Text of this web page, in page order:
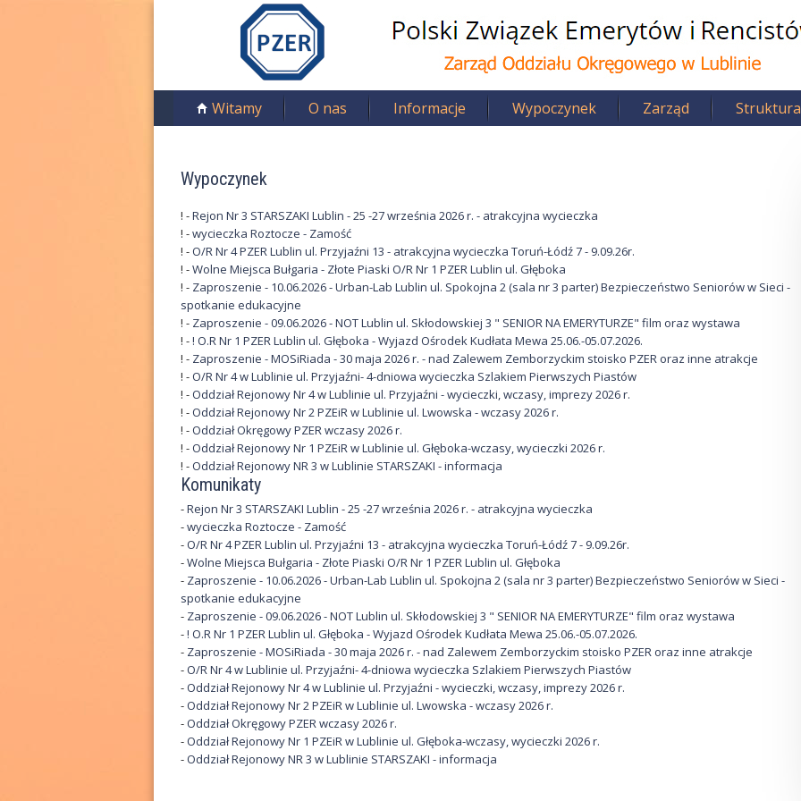
o
l
Witamy O nas Informacje Wypoczynek Zarząd Struktura
Wypoczynek
! -Rejon Nr 3 STARSZAKI Lublin - 25 -27 września 2026 r. - atrakcyjna wycieczka
! -wycieczka Roztocze - Zamość
! -O/R Nr 4 PZER Lublin ul. Przyjaźni 13 - atrakcyjna wycieczka Toruń-Łódź 7 - 9.09.26r.
! -Wolne Miejsca Bułgaria - Złote Piaski O/R Nr 1 PZER Lublin ul. Głęboka
! - Zaproszenie - 10.06.2026 - Urban-Lab Lublin ul. Spokojna 2 (sala nr 3 parter) Bezpieczeństwo Seniorów w Sieci -
spotkanie edukacyjne
! - Zaproszenie - 09.06.2026 - NOT Lublin ul. Skłodowskiej 3 " SENIOR NA EMERYTURZE" film oraz wystawa
! -! O.R Nr 1 PZER Lublin ul. Głęboka - Wyjazd Ośrodek Kudłata Mewa 25.06.-05.07.2026.
! - Zaproszenie - MOSiRiada - 30 maja 2026 r. - nad Zalewem Zemborzyckim stoisko PZER oraz inne atrakcje
! -O/R Nr 4 w Lublinie ul. Przyjaźni- 4-dniowa wycieczka Szlakiem Pierwszych Piastów
! -Oddział Rejonowy Nr 4 w Lublinie ul. Przyjaźni - wycieczki, wczasy, imprezy 2026 r.
! -Oddział Rejonowy Nr 2 PZEiR w Lublinie ul. Lwowska - wczasy 2026 r.
! -Oddział Okręgowy PZER wczasy 2026 r.
! -Oddział Rejonowy Nr 1 PZEiR w Lublinie ul. Głęboka-wczasy, wycieczki 2026 r.
! -Oddział Rejonowy NR 3 w Lublinie STARSZAKI - informacja
Komunikaty
-Rejon Nr 3 STARSZAKI Lublin - 25 -27 września 2026 r. - atrakcyjna wycieczka
-wycieczka Roztocze - Zamość
-O/R Nr 4 PZER Lublin ul. Przyjaźni 13 - atrakcyjna wycieczka Toruń-Łódź 7 - 9.09.26r.
-Wolne Miejsca Bułgaria - Złote Piaski O/R Nr 1 PZER Lublin ul. Głęboka
- Zaproszenie - 10.06.2026 - Urban-Lab Lublin ul. Spokojna 2 (sala nr 3 parter) Bezpieczeństwo Seniorów w Sieci -
spotkanie edukacyjne
- Zaproszenie - 09.06.2026 - NOT Lublin ul. Skłodowskiej 3 " SENIOR NA EMERYTURZE" film oraz wystawa
-! O.R Nr 1 PZER Lublin ul. Głęboka - Wyjazd Ośrodek Kudłata Mewa 25.06.-05.07.2026.
- Zaproszenie - MOSiRiada - 30 maja 2026 r. - nad Zalewem Zemborzyckim stoisko PZER oraz inne atrakcje
-O/R Nr 4 w Lublinie ul. Przyjaźni- 4-dniowa wycieczka Szlakiem Pierwszych Piastów
-Oddział Rejonowy Nr 4 w Lublinie ul. Przyjaźni - wycieczki, wczasy, imprezy 2026 r.
-Oddział Rejonowy Nr 2 PZEiR w Lublinie ul. Lwowska - wczasy 2026 r.
-Oddział Okręgowy PZER wczasy 2026 r.
-Oddział Rejonowy Nr 1 PZEiR w Lublinie ul. Głęboka-wczasy, wycieczki 2026 r.
-Oddział Rejonowy NR 3 w Lublinie STARSZAKI - informacja